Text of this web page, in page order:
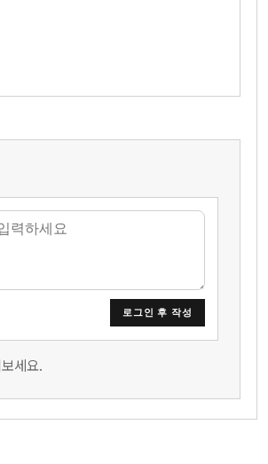
로그인 후 작성
세요.